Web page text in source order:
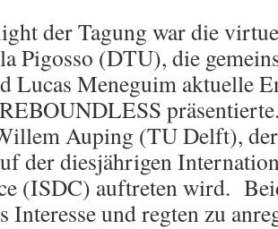
der Tagung war die
Pigosso (DTU), die
Lucas Meneguim aktuelle
Auping (TU Delft),
der diesjährigen
(ISDC) auftreten wird.
Interesse und regten zu